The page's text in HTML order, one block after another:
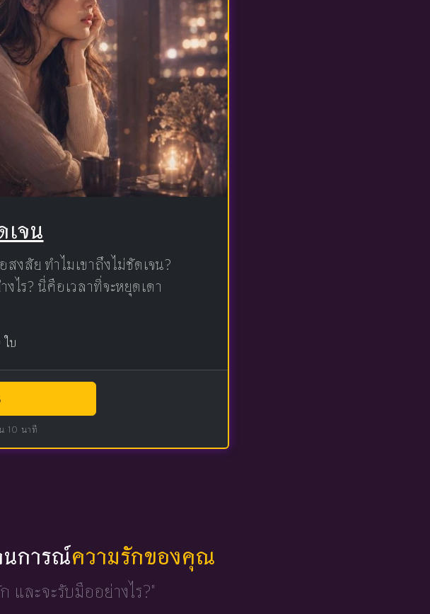
เจน
สัย ทำไมเขาถึงไม่ชัดเจน?
ไร? นี่คือเวลาที่จะหยุดเดา
บ
10 นาที
นการณ์ความรักของคุณ
และจะรับมืออย่างไร?"